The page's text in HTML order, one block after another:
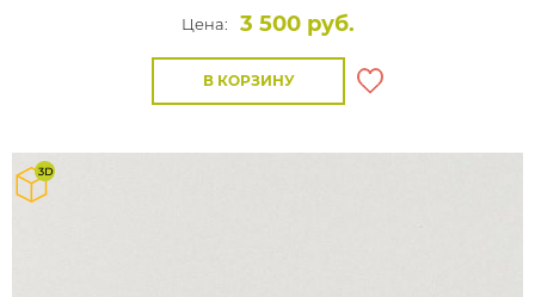
Цена:
3 500 руб.
В КОРЗИНУ